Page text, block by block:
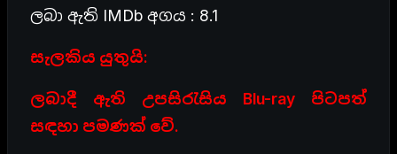
ලබා ඇති IMDb අගය : 8.1
සැලකිය යුතුයි:
ලබාදී ඇති උපසිරැසිය Blu-ray පිටපත්
සඳහා පමණක් වේ.